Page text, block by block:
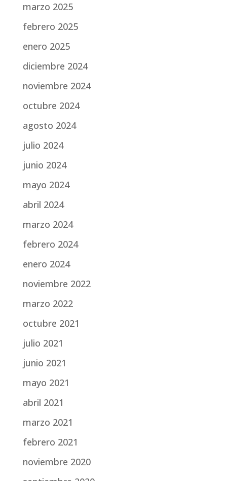
marzo 2025
febrero 2025
enero 2025
diciembre 2024
noviembre 2024
octubre 2024
agosto 2024
julio 2024
junio 2024
mayo 2024
abril 2024
marzo 2024
febrero 2024
enero 2024
noviembre 2022
marzo 2022
octubre 2021
julio 2021
junio 2021
mayo 2021
abril 2021
marzo 2021
febrero 2021
noviembre 2020